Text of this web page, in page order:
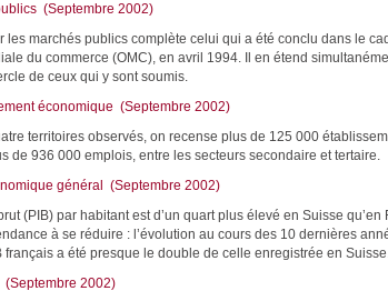
(Septembre 2002)
les marchés publics complète celui qui a été conclu dans le
du commerce (OMC), en avril 1994. Il en étend
de ceux qui y sont soumis.
économique (Septembre 2002)
territoires observés, on recense plus de 125 000
de 936 000 emplois, entre les secteurs secondaire et tertaire.
général (Septembre 2002)
(PIB) par habitant est d’un quart plus élevé en Suisse qu’en
à se réduire : l’évolution au cours des 10 dernières
français a été presque le double de celle enregistrée en
2002)